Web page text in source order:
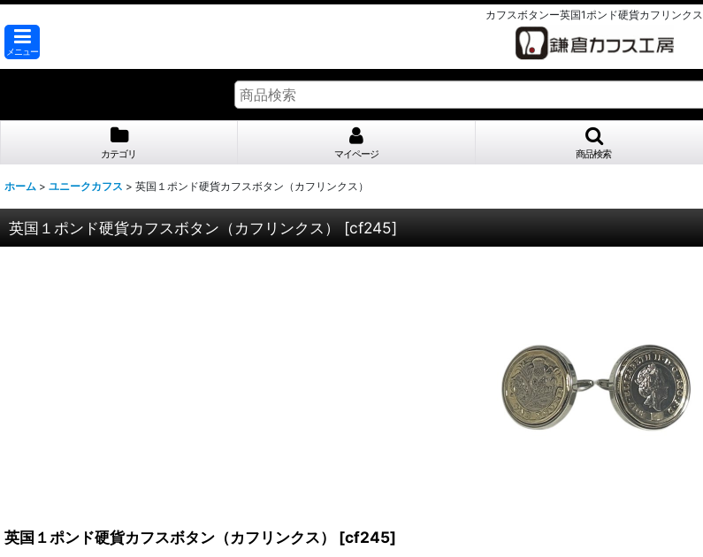
カフスボタンー英国1ポンド硬貨カフリンクス
メニュー
カテゴリ マイページ 商品検索
ホーム > ユニークカフス > 英国１ポンド硬貨カフスボタン（カフリンクス）
英国１ポンド硬貨カフスボタン（カフリンクス） [cf245]
英国１ポンド硬貨カフスボタン（カフリンクス） [cf245]